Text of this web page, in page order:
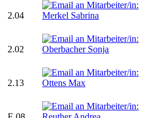
2.04
2.02
2.13